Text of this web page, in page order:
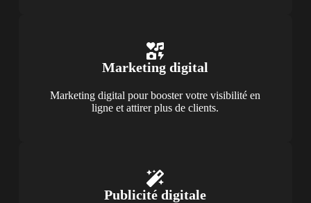
Marketing digital
Marketing digital pour booster votre visibilité en
ligne et attirer plus de clients.
Publicité digitale